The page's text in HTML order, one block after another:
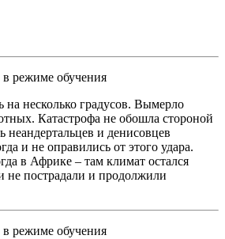
режиме обучения
на несколько градусов. Вымерло
Катастрофа не обошла стороной
неандертальцев и денисовцев
и не оправились от этого удара.
в Африке – там климат остался
пострадали и продолжили
режиме обучения